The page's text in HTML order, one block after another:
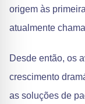
origem às
atualmente
Desde então, os
crescimento
as soluções de